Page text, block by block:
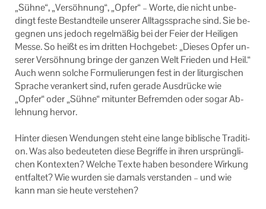
„Sühne“, „Ver­söh­nung“, „Opfer“ – Worte, die nicht un­be­
dingt feste Be­stand­tei­le un­se­rer All­tags­spra­che sind. Sie be­
geg­nen uns je­doch re­gel­mä­ßig bei der Feier der Hei­li­gen
Messe. So heißt es im drit­ten Hoch­ge­bet: „Die­ses Opfer un­
se­rer Ver­söh­nung brin­ge der gan­zen Welt Frie­den und Heil.“
Auch wenn sol­che For­mu­lie­run­gen fest in der lit­ur­gi­schen
Spra­che ver­an­kert sind, rufen ge­ra­de Aus­drü­cke wie
„Opfer“ oder „Sühne“ mit­un­ter Be­frem­den oder sogar Ab­
leh­nung her­vor.
Hin­ter die­sen Wen­dun­gen steht eine lange bi­bli­sche Tra­di­ti­
on. Was also be­deu­te­ten diese Be­grif­fe in ihren ur­sprüng­li­
chen Kon­tex­ten? Wel­che Texte haben be­son­de­re Wir­kung
ent­fal­tet? Wie wur­den sie da­mals ver­stan­den – und wie
kann man sie heute ver­ste­hen?